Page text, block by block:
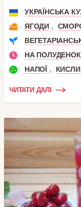
УКРАЇНСЬКА
ЯГОДИ ,
НА ПОЛУДЕНОК
НАПОЇ ,
ЧИТАТИ ДАЛІ